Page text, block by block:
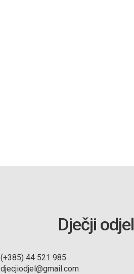
Dječji odjel
(+385) 44 521 985
djecjiodjel@gmail.com